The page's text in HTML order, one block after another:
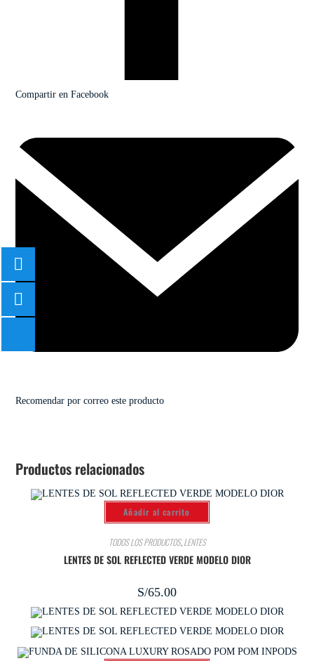
Compartir en Facebook
Recomendar por correo este producto
Productos relacionados
Añadir al carrito
TODOS LOS PRODUCTOS,LENTES
LENTES DE SOL REFLECTED VERDE MODELO DIOR
S/65.00